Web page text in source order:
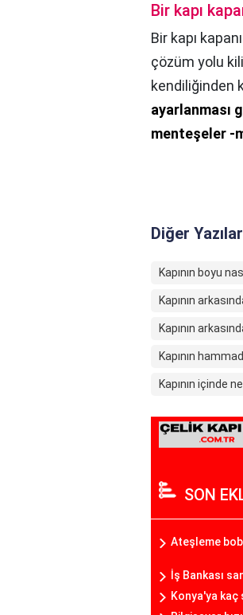
Bir kapı
Bir kapı
çözüm yolu
kendiliğinden
ayarlanması
menteşeler -
Diğer Yazılar
Kapının boyu
Kapının
Kapının
Kapının
Kapının içinde
SON
Ateşleme
İş Bankası
Konya'ya